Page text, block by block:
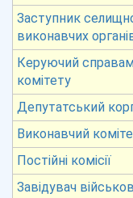
Заступник
виконавчих
Керуючий
комітету
Депутатський
Виконавчий
Постійні комісії
Завідувач